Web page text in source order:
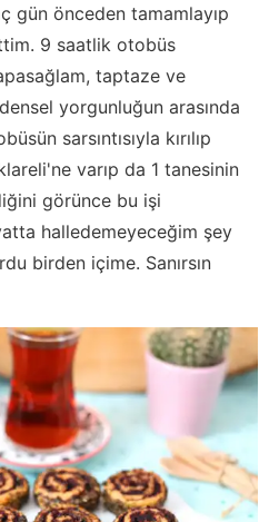
gün önceden tamamlayıp
9 saatlik otobüs
taptaze ve
yorgunluğun arasında
sarsıntısıyla kırılıp
varıp da 1 tanesinin
görünce bu işi
halledemeyeceğim şey
birden içime. Sanırsın